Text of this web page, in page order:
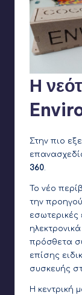
Η
Στην πιο
360.
Το νέο
την
εσωτερικές
πρόσθετα
επίσης
συσκευής
Η κεντρική